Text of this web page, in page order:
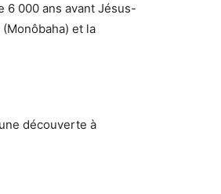
000 ans avant Jésus-
et la
découverte à